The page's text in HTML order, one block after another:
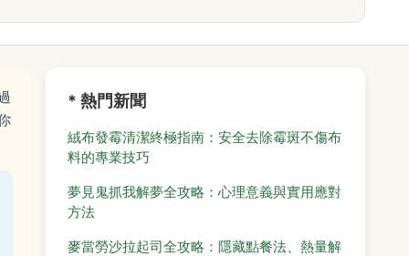
* 熱門新聞
絨布發霉清潔終極指南：安全去除霉斑不傷布
料的專業技巧
夢見鬼抓我解夢全攻略：心理意義與實用應對
方法
麥當勞沙拉起司全攻略：隱藏點餐法、熱量解